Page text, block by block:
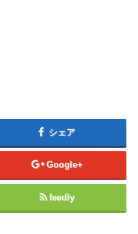
シェア
Google+
feedly